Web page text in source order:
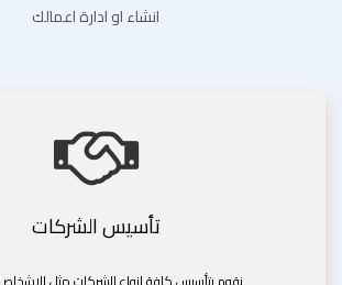
انشاء او ادارة اعمالك
تأسيس الشركات